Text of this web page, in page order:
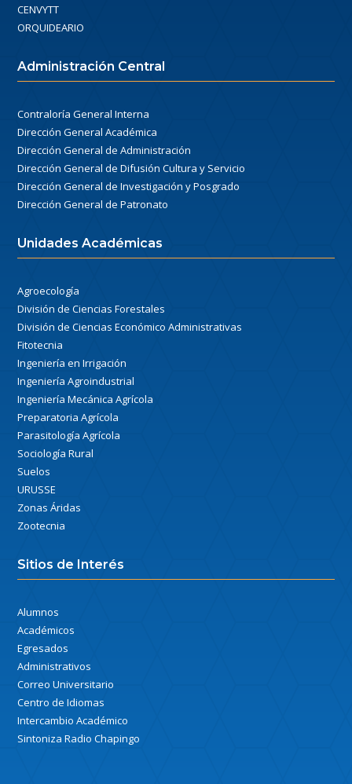
CENVYTT
ORQUIDEARIO
Administración Central
Contraloría General Interna
Dirección General Académica
Dirección General de Administración
Dirección General de Difusión Cultura y Servicio
Dirección General de Investigación y Posgrado
Dirección General de Patronato
Unidades Académicas
Agroecología
División de Ciencias Forestales
División de Ciencias Económico Administrativas
Fitotecnia
Ingeniería en Irrigación
Ingeniería Agroindustrial
Ingeniería Mecánica Agrícola
Preparatoria Agrícola
Parasitología Agrícola
Sociología Rural
Suelos
URUSSE
Zonas Áridas
Zootecnia
Sitios de Interés
Alumnos
Académicos
Egresados
Administrativos
Correo Universitario
Centro de Idiomas
Intercambio Académico
Sintoniza Radio Chapingo